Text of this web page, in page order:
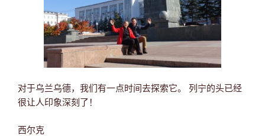
对于乌兰乌德，我们有一点时间去探索它。 列宁的头已经
很让人印象深刻了！
西尔克